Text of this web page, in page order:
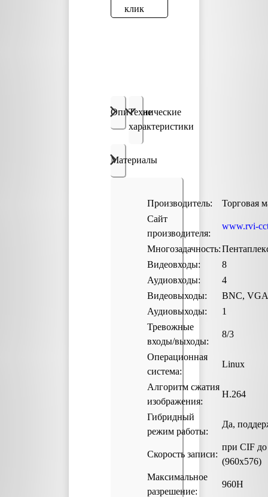
клик
Описание
Технические
характеристики
Материалы
Производитель:
Торговая
Сайт
производителя:
www.rvi-
Многозадачность:
Видеовходы:
8
Аудиовходы:
4
Видеовыходы:
BNC,
Аудиовыходы:
1
Тревожные
входы/выходы:
8/3
Операционная
система:
Linux
Алгоритм сжатия
изображения:
H.264
Гибридный
режим работы:
Да,
Скорость записи:
при CIF до
(960х576)
Максимальное
разрешение:
960H